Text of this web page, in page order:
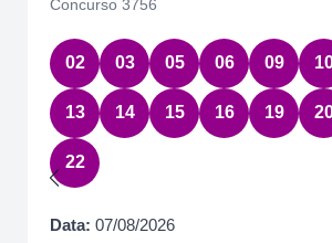
Concurso 3756
02 03 05 06 09
13 14 15 16 19
22
Data: 07/08/2026